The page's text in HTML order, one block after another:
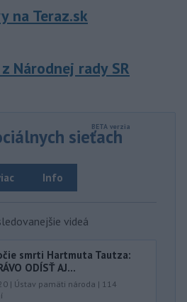
na Teraz.sk
Národnej rady SR
sieťach
Info
videá
smrti Hartmuta Tautza:
ODÍSŤ AJ...
| Ústav pamäti národa | 114